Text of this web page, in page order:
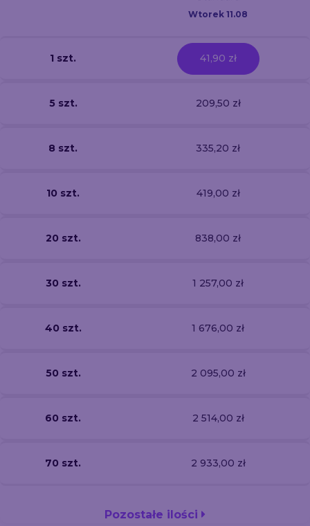
Wtorek 11.08
1 szt. 41,90 zł
5 szt. 209,50 zł
8 szt. 335,20 zł
10 szt. 419,00 zł
20 szt. 838,00 zł
30 szt. 1 257,00 zł
40 szt. 1 676,00 zł
50 szt. 2 095,00 zł
60 szt. 2 514,00 zł
70 szt. 2 933,00 zł
Pozostałe ilości